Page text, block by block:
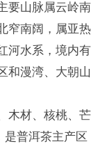
要山脉属云岭南
窄南阔，属亚热
河水系，境内有
和漫湾、大朝山
木材、核桃、芒
是普洱茶主产区